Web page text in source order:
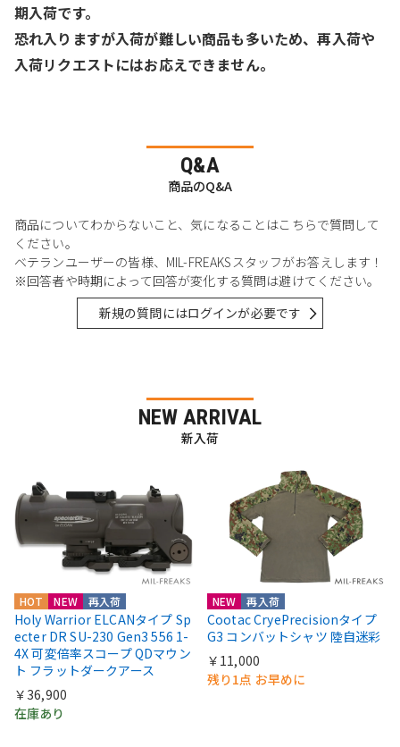
期入荷です。
恐れ入りますが入荷が難しい商品も多いため、再入荷や
入荷リクエストにはお応えできません。
Q&A
商品のQ&A
商品についてわからないこと、気になることはこちらで質問して
ください。
ベテランユーザーの皆様、MIL-FREAKSスタッフがお答えします！
※回答者や時期によって回答が変化する質問は避けてください。
新規の質問にはログインが必要です
NEW ARRIVAL
新入荷
HOT NEW 再入荷
Holy Warrior ELCANタイプ Sp
ecter DR SU-230 Gen3 556 1-
4X 可変倍率スコープ QDマウン
ト フラットダークアース
￥36,900
在庫あり
NEW 再入荷
Cootac CryePrecisionタイプ
G3 コンバットシャツ 陸自迷彩
￥11,000
残り1点 お早めに